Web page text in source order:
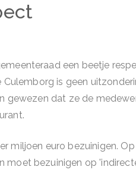
een beetje
is geen
gewezen dat ze de
miljoen euro bezuinigen.
bezuinigen op